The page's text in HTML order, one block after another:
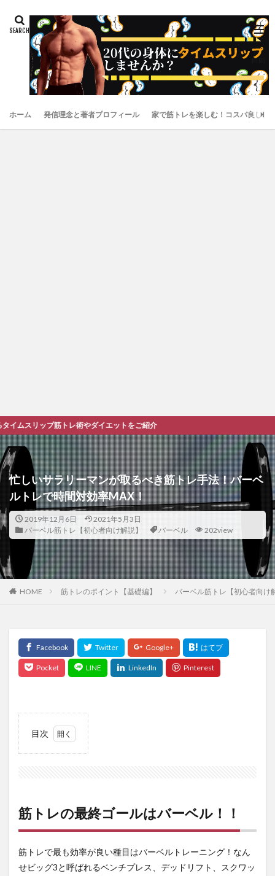
ホーム 発信理念と著者プロフィール 家で筋トレを楽しむ！コスパ良しお
レ術やダイエットをご紹介
忙しいサラリーマンが取るべき筋トレ手法！バーベ
ルトレで時間対効率MAX！
2019年12月6日
2021年5月3日
バーベル筋トレ【初心者向け解説】
バーベル 202view
HOME 筋トレのポイント【基礎編】 バーベル筋トレ【初心者向け
目次
ル！！
バー
ベル
トレ
筋トレの最終ゴールはバーベル！！
筋トレで最も効率が良い種目はバーベルトレーニング！なん
せビッグ3と呼ばれるベンチプレス、デッドリフト、スクワッ